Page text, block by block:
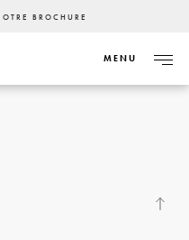
BROCHURE
MENU